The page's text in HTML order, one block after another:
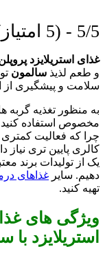
5/5 - (5 امتیاز)
غذای استریلایزد
و طعم لذیذ سالمون
سلامت و پیشگیری
به منظور تغذیه گربه
مخصوص استفاده
چرا که فعالیت کمتری
کالری پایین تری
یک از تولیدات برند
دهیم. سایر غذاهای
تهیه کنید.
ویژگی های
استریلایزد